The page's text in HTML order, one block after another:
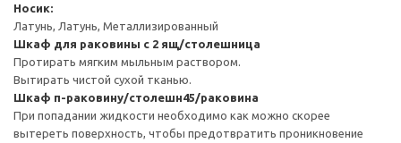
Носик:
Латунь, Латунь, Металлизированный
Шкаф для раковины с 2 ящ/столешница
Протирать мягким мыльным раствором.
Вытирать чистой сухой тканью.
Шкаф п-раковину/столешн45/раковина
При попадании жидкости необходимо как можно скорее
вытереть поверхность, чтобы предотвратить проникновение